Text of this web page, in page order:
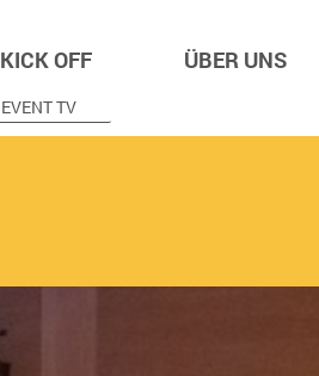
KICK OFF ÜBER UNS
EVENT TV